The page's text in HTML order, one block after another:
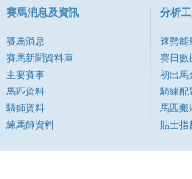
賽馬消息及資訊
賽馬消息
賽馬新聞資料庫
主要賽事
馬匹資料
騎師資料
練馬師資料
分析
速勢能
賽日數
初出馬
騎練配
馬匹搬
貼士指